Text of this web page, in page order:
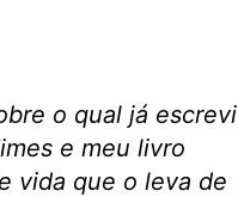
o qual já escrevi
e meu livro
vida que o leva de